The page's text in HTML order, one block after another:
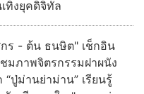
ทิงยุคดิจิทัล
กร - ต้น ธนษิต" เช็กอิน
ชมภาพจิตรกรรมฝาผนัง
“ปู่ม่านย่าม่าน” เรียนรู้